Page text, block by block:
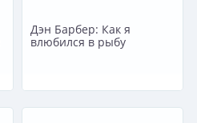
Дэн Барбер: Как я
влюбился в рыбу